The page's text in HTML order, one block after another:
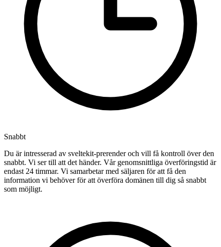
Snabbt
Du är intresserad av sveltekit-prerender och vill få kontroll över den
snabbt. Vi ser till att det händer. Vår genomsnittliga överföringstid är
endast 24 timmar. Vi samarbetar med säljaren för att få den
information vi behöver för att överföra domänen till dig så snabbt
som möjligt.